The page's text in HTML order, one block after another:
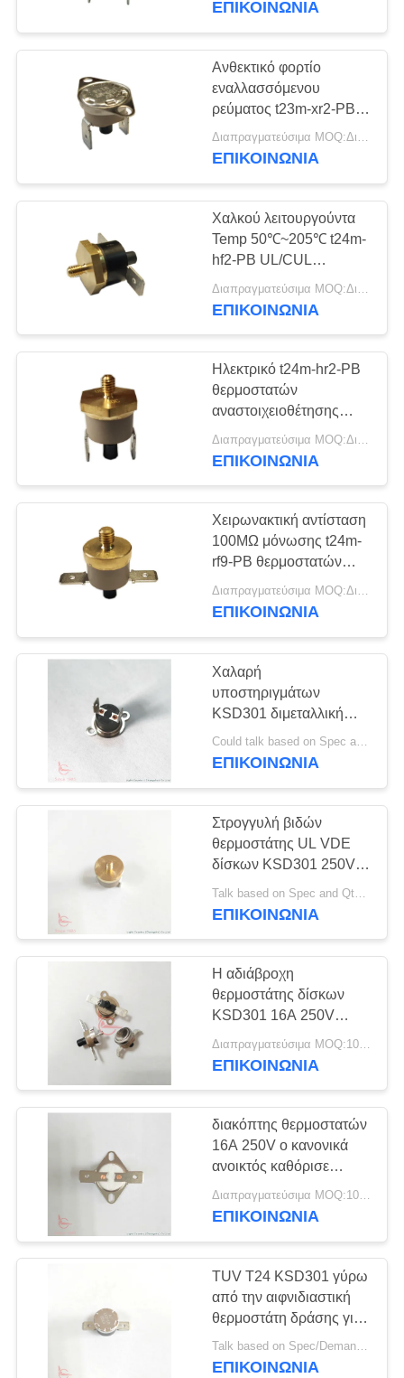
ΕΠΙΚΟΙΝΩΝΊΑ
Ανθεκτικό φορτίο
εναλλασσόμενου
ρεύματος t23m-xr2-PB
16A/250V θερμοστατών
αναστοιχειοθέτησης
Διαπραγματεύσιμα MOQ:Διαπραγματεύσιμο
ΕΠΙΚΟΙΝΩΝΊΑ
Χαλκού λειτουργούντα
Temp 50℃~205℃ t24m-
hf2-PB UL/CUL
θερμοστατών
αναστοιχειοθέτησης
ΕΠΙΚΟΙΝΩΝΊΑ
Ηλεκτρικό t24m-hr2-PB
θερμοστατών
αναστοιχειοθέτησης
συσκευών χειρωνακτικό
με το ύψος 9.6mm
Διαπραγματεύσιμα MOQ:Διαπραγματεύσιμο
ΕΠΙΚΟΙΝΩΝΊΑ
Χειρωνακτική αντίσταση
100MΩ μόνωσης t24m-
rf9-PB θερμοστατών
KSD301 ή περισσότεροι
για την εγχώρια συσκευή
Διαπραγματεύσιμα MOQ:Διαπραγματεύσιμο
ΕΠΙΚΟΙΝΩΝΊΑ
Χαλαρή
υποστηριγμάτων
KSD301 διμεταλλική
αιφνιδιαστική δίσκων
βισμουθίου μετάλλων
διακοπτών φαινολική
Could talk based on Spec and Qty. MOQ:1000pcs, θα μπορούσε να υποστηρίξει το πειραματικό τρέξιμο Qty.
ΕΠΙΚΟΙΝΩΝΊΑ
Στρογγυλή βιδών
θερμοστάτης UL VDE
δίσκων KSD301 250V
10A χαλκού επικεφαλής
διμεταλλική
ΕΠΙΚΟΙΝΩΝΊΑ
Η αδιάβροχη
θερμοστάτης δίσκων
KSD301 16A 250V
διμεταλλική για το
ψυγείο ξεπαγώνει τη
ΕΠΙΚΟΙΝΩΝΊΑ
διακόπτης θερμοστατών
16A 250V ο κανονικά
ανοικτός καθόρισε
προσαρμοσμένη την
ΚΑΠ τελική γωνία για
Διαπραγματεύσιμα MOQ:1000pcs, αλλά και πειραματικό τρέξιμο Qty υποστήριξης.
ΕΠΙΚΟΙΝΩΝΊΑ
TUV T24 KSD301 γύρω
από την αιφνιδιαστική
θερμοστάτη δράσης για
το αντι πάγωμα
σωλήνων
Talk based on Spec/Demand Qty. MOQ:1,000pcs, υποστηρίξτε επίσης μικρό Qty για το σκοπό δοκιμής.
ΕΠΙΚΟΙΝΩΝΊΑ